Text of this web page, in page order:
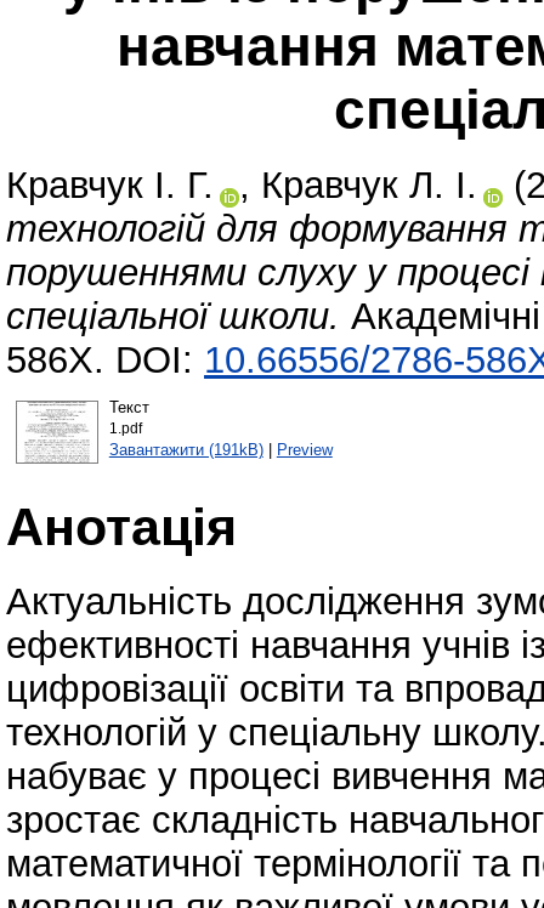
навчання
Кравчук І. Г. , Кравчук Л. І.
технологій для формування
порушеннями слуху у
спеціальної школи.
586X. DOI: 10.66556/2786-
Текст
1.pdf
Завантажити (191kB)| Preview
Анотація
Актуальність дослідження
ефективності навчання
цифровізації освіти та
технологій у спеціальну
набуває у процесі вивчення
зростає складність
математичної термінології